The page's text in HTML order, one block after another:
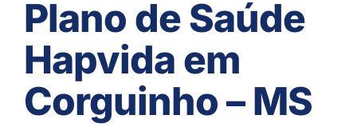
Plano de Saúde
Hapvida em
Corguinho – MS